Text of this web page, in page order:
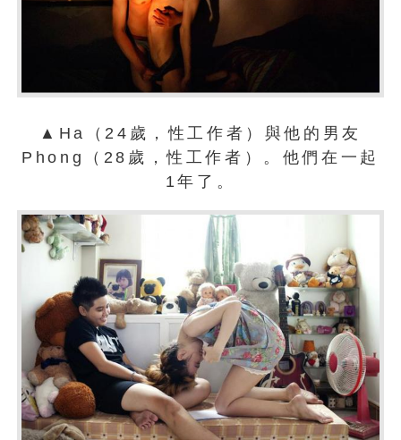
▲Ha（24歲，性工作者）與他的男友
Phong（28歲，性工作者）。他們在一起
1年了。